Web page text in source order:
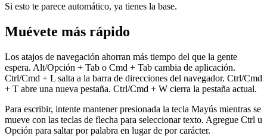
Si esto te parece automático, ya tienes la base.
Muévete más rápido
Los atajos de navegación ahorran más tiempo del que la gente
espera. Alt/Opción + Tab o Cmd + Tab cambia de aplicación.
Ctrl/Cmd + L salta a la barra de direcciones del navegador. Ctrl/Cmd
+ T abre una nueva pestaña. Ctrl/Cmd + W cierra la pestaña actual.
Para escribir, intente mantener presionada la tecla Mayús mientras se
mueve con las teclas de flecha para seleccionar texto. Agregue Ctrl u
Opción para saltar por palabra en lugar de por carácter.